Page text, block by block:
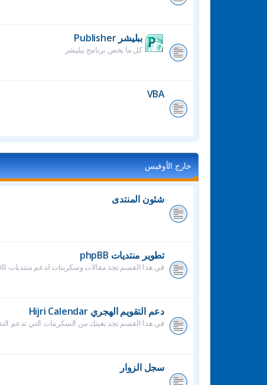
ببليشر Publisher
كل ما يخص برنامج ببليشر
VBA
خارج الأوفيس
شئون المنتدى
تطوير منتديات phpBB
في هذا القسم تجد مقالات وسكربتات لدعم منتديات phpBB
دعم التقويم الهجري Hijri Calendar
في هذا القسم تجد بغيتك من السكربتات التي تدعم
سجل الزوار